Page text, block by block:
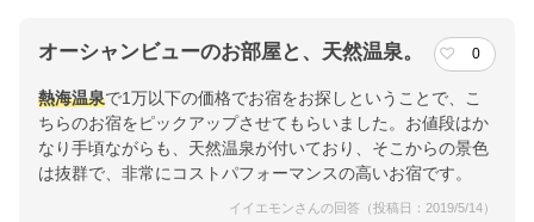
オーシャンビューのお部屋と、天然温泉。 0
熱海温泉で1万以下の価格でお宿をお探しということで、こ
ちらのお宿をピックアップさせてもらいました。お値段はか
なり手頃ながらも、天然温泉が付いており、そこからの景色
は抜群で、非常にコストパフォーマンスの高いお宿です。
イイエモンさんの回答（投稿日：2019/5/14）